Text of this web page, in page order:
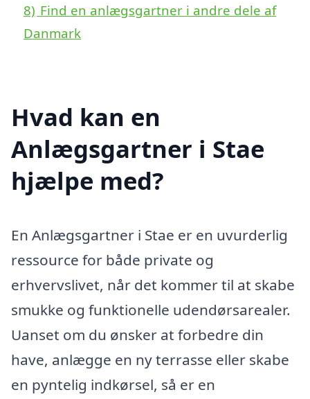
8) Find en anlægsgartner i andre dele af
Danmark
Hvad kan en
Anlægsgartner i Stae
hjælpe med?
En Anlægsgartner i Stae er en uvurderlig
ressource for både private og
erhvervslivet, når det kommer til at skabe
smukke og funktionelle udendørsarealer.
Uanset om du ønsker at forbedre din
have, anlægge en ny terrasse eller skabe
en pyntelig indkørsel, så er en